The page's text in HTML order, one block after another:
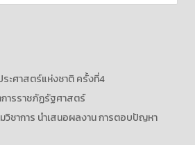
ะศาสตร์แห่งชาติ ครั้งที่4
การราชภัฏรัฐศาสตร์
วิชาการ นำเสนอผลงาน การตอบปัญหา